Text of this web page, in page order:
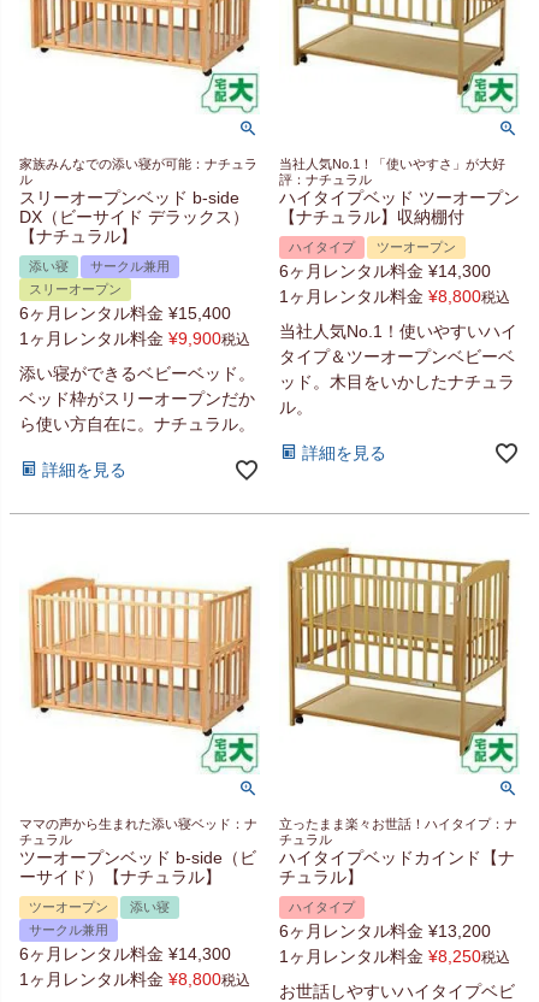
家族みんなでの添い寝が可能：ナチュラ
ル
スリーオープンベッド b-side
DX（ビーサイド デラックス）
【ナチュラル】
添い寝
サークル兼用
スリーオープン
6ヶ月レンタル料金 ¥15,400
1ヶ月レンタル料金 ¥9,900税込
添い寝ができるベビーベッド。
ベッド枠がスリーオープンだか
ら使い方自在に。ナチュラル。
詳細を見る
当社人気No.1！「使いやすさ」が大好
評：ナチュラル
ハイタイプベッド ツーオープン
【ナチュラル】収納棚付
ハイタイプ ツーオープン
6ヶ月レンタル料金 ¥14,300
1ヶ月レンタル料金 ¥8,800税込
当社人気No.1！使いやすいハイ
タイプ＆ツーオープンベビーベ
ッド。木目をいかしたナチュラ
ル。
詳細を見る
ママの声から生まれた添い寝ベッド：ナ
チュラル
ツーオープンベッド b-side（ビ
ーサイド）【ナチュラル】
ツーオープン
添い寝
サークル兼用
6ヶ月レンタル料金 ¥14,300
1ヶ月レンタル料金 ¥8,800税込
立ったまま楽々お世話！ハイタイプ：ナ
チュラル
ハイタイプベッドカインド【ナ
チュラル】
ハイタイプ
6ヶ月レンタル料金 ¥13,200
1ヶ月レンタル料金 ¥8,250税込
お世話しやすいハイタイプベビ